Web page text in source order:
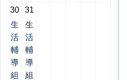
30
生
活
輔
導
組
31
生
活
輔
導
組